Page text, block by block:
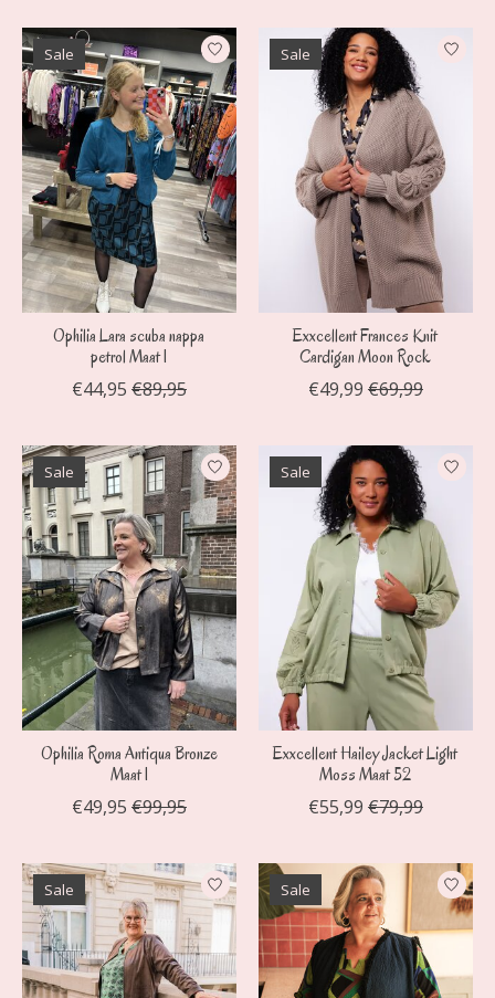
Sale
Ophilia Lara scuba nappa
petrol Maat 1
€44,95 €89,95
Sale
Exxcellent Frances Knit
Cardigan Moon Rock
€49,99 €69,99
Sale
Ophilia Roma Antiqua Bronze
Maat 1
€49,95 €99,95
Sale
Exxcellent Hailey Jacket Light
Moss Maat 52
€55,99 €79,99
Sale Sale